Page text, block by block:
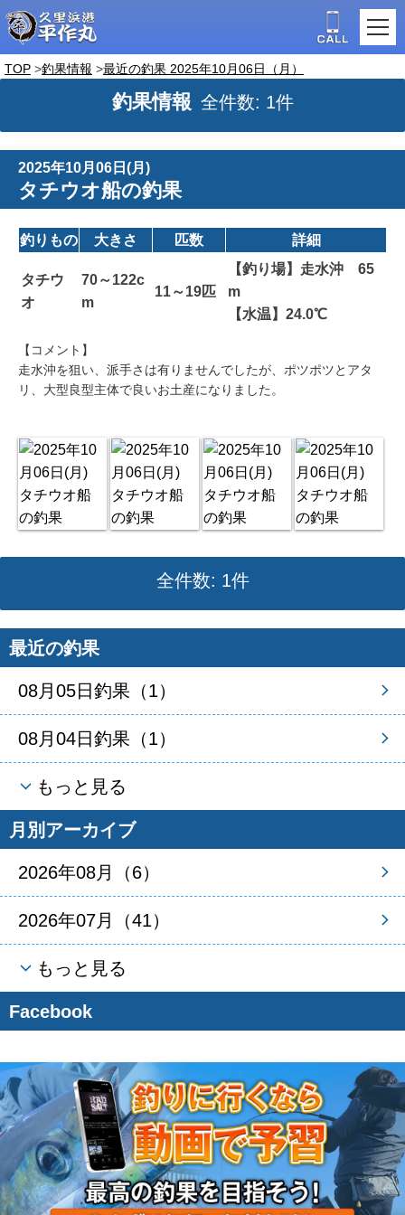
TOP 釣果情報 最近の釣果 2025年10月06日（月）
釣果情報 全件数: 1件
2025年10月06日(月)
タチウオ船の釣果
釣りもの 大きさ 匹数 詳細
タチウ
オ
70～122c
m
11～19匹
【釣り場】走水沖 65
m
【水温】24.0℃
【コメント】
走水沖を狙い、派手さは有りませんでしたが、ポツポツとアタ
リ、大型良型主体で良いお土産になりました。
全件数: 1件
最近の釣果
08月05日釣果（1）
08月04日釣果（1）
もっと見る
月別アーカイブ
2026年08月（6）
2026年07月（41）
もっと見る
Facebook